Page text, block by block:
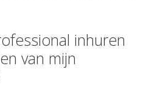
inhuren
van mijn